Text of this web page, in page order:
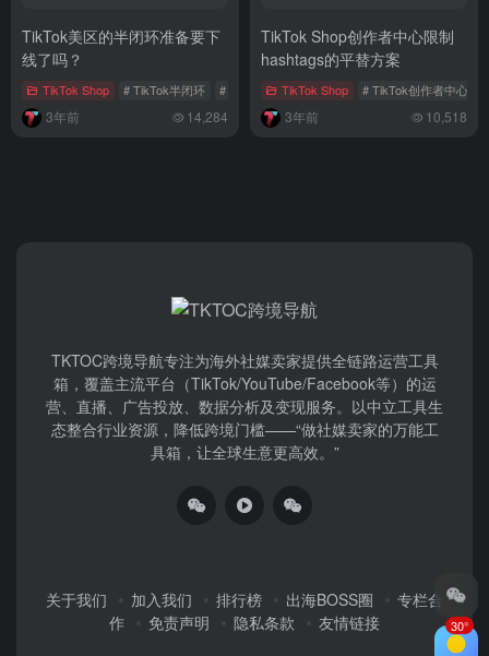
TikTok美区的半闭环准备要下
线了吗？
TikTok Shop # TikTok半闭环 # 美区半闭环 # 半闭环模式
3年前 14,284
TikTok Shop创作者中心限制
hashtags的平替方案
TikTok Shop # TikTok创作者中心
3年前 10,518
TKTOC跨境导航​专注为海外社媒卖家提供全链路运营工具
箱，覆盖主流平台（TikTok/YouTube/Facebook等）​的运
营、直播、广告投放、数据分析及变现服务。以中立工具生
态整合行业资源，降低跨境门槛——“做社媒卖家的万能工
具箱，让全球生意更高效。”
关于我们 加入我们 排行榜 出海BOSS圈
专栏合
作
免责声明 隐私条款 友情链接 30°